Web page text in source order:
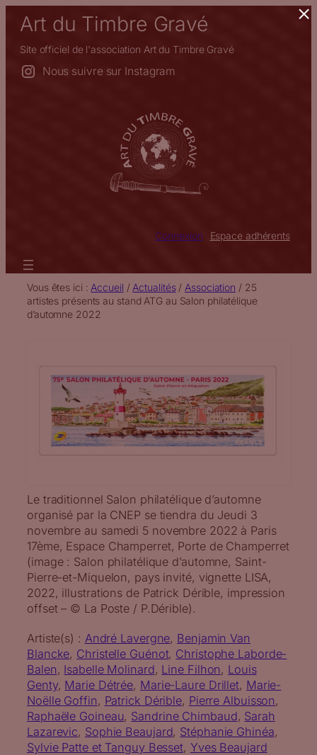
Aller
contenu
Art du Timbre Gravé
Site officiel de l'association Art du Timbre Gravé
Nous suivre sur Instagram
Connexion Espace adhérents
Vous êtes ici : Accueil / Actualités/ Association / 25
artistes présents au stand ATG au Salon philatélique
d’automne 2022
Le traditionnel Salon philatélique d’automne
organisé par la CNEP se tiendra du Jeudi 3
novembre au samedi 5 novembre 2022 à Paris
17ème, Espace Champerret, Porte de Champerret
(image : Salon philatélique d’automne, Saint-
Pierre-et-Miquelon, pays invité, vignette LISA,
2022, illustrations de Patrick Dérible, impression
offset – © La Poste / P.Dérible).
Artiste(s) : André Lavergne, Benjamin Van
Blancke, Christelle Guénot, Christophe Laborde-
Balen , Isabelle Molinard, Line Filhon , Louis
Genty, Marie Détrée, Marie-Laure Drillet, Marie-
Noëlle Goffin , Patrick Dérible, Pierre Albuisson
Raphaële Goineau, Sandrine Chimbaud, Sarah
Lazarevic, Sophie Beaujard, Stéphanie Ghinéa
Sylvie Patte et Tanguy Besset, Yves Beaujard
×